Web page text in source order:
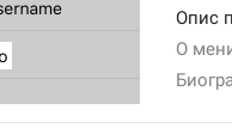
Опис
О